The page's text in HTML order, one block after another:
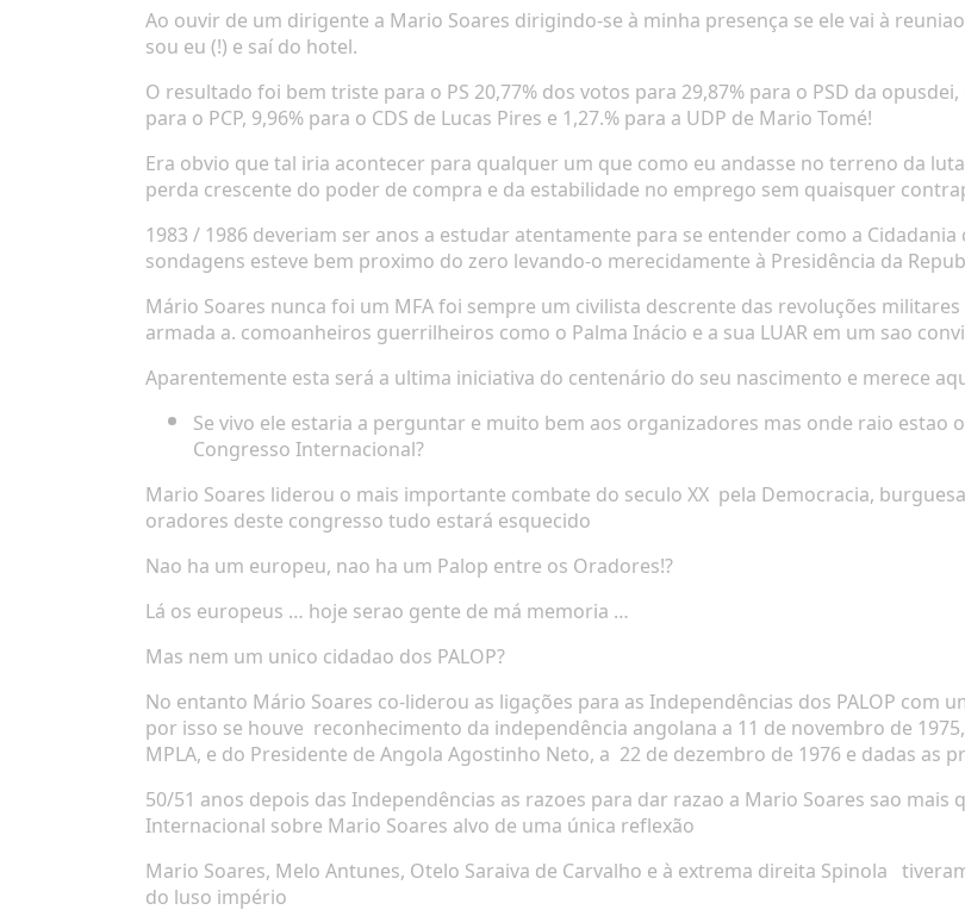
Ao ouvir de um dirigente a Mario Soares dirigindo-se à minha presença se ele vai à
sou eu (!) e saí do hotel.
O resultado foi bem triste para o PS 20,77% dos votos para 29,87% para o PSD da opusdei,
para o PCP, 9,96% para o CDS de Lucas Pires e 1,27.% para a UDP de Mario Tomé!
Era obvio que tal iria acontecer para qualquer um que como eu andasse no terreno da
perda crescente do poder de compra e da estabilidade no emprego sem quaisquer
1983 / 1986 deveriam ser anos a estudar atentamente para se entender como a
sondagens esteve bem proximo do zero levando-o merecidamente à Presidência da
Mário Soares nunca foi um MFA foi sempre um civilista descrente das revoluções
armada a. comoanheiros guerrilheiros como o Palma Inácio e a sua LUAR em um sao
Aparentemente esta será a ultima iniciativa do centenário do seu nascimento e merece
Se vivo ele estaria a perguntar e muito bem aos organizadores mas onde raio
Congresso Internacional?
Mario Soares liderou o mais importante combate do seculo XX pela Democracia,
oradores deste congresso tudo estará esquecido
Nao ha um europeu, nao ha um Palop entre os Oradores!?
Lá os europeus … hoje serao gente de má memoria …
Mas nem um unico cidadao dos PALOP?
No entanto Mário Soares co-liderou as ligações para as Independências dos PALOP com
por isso se houve reconhecimento da independência angolana a 11 de novembro de
MPLA, e do Presidente de Angola Agostinho Neto, a 22 de dezembro de 1976 e dadas as
50/51 anos depois das Independências as razoes para dar razao a Mario Soares sao
Internacional sobre Mario Soares alvo de uma única reflexão
Mario Soares, Melo Antunes, Otelo Saraiva de Carvalho e à extrema direita Spinola
do luso império